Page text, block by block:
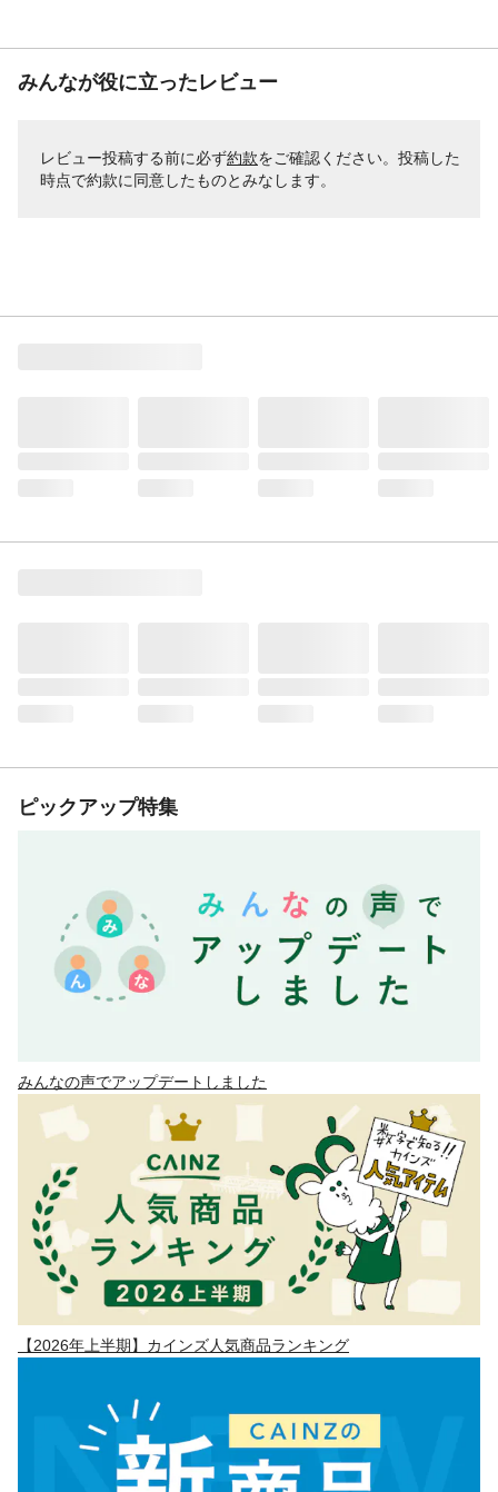
みんなが役に立ったレビュー
レビュー投稿する前に必ず約款をご確認ください。投稿した
時点で約款に同意したものとみなします。
ピックアップ特集
みんなの声でアップデートしました
【2026年上半期】カインズ人気商品ランキング